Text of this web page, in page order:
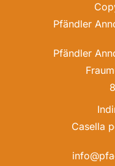
Pfändler
Pfändler
Casella